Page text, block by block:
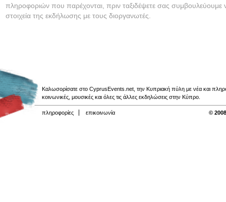
πληροφοριών που παρέχονται, πριν ταξιδέψετε σας συμβουλεύουμε
στοιχεία της εκδήλωσης με τους διοργανωτές.
Καλωσορίσατε στο CyprusEvents.net, την Κυπριακή πύλη με νέα και
κοινωνικές, μουσικές και όλες τις άλλες εκδηλώσεις στην Κύπρο.
πληροφορίες επικοινωνία ©